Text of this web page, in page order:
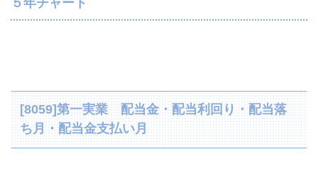
５年チャート
[8059]第一実業 配当金・配当利回り・配当落
ち月・配当金支払い月